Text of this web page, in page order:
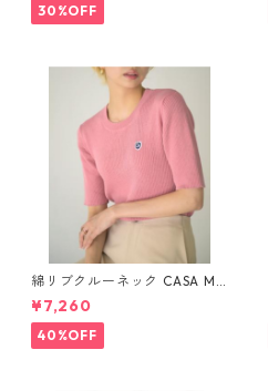
30%OFF
綿リブクルーネック CASA MU
SIK 933603 2602a-047
¥7,260
40%OFF